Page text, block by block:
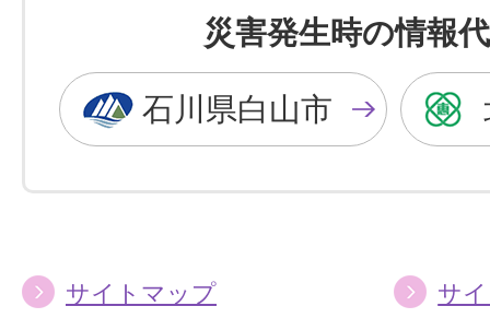
を
黒
色
に
を
青
色
に
災害発生時の情報
石川県白山市
サイトマップ サ